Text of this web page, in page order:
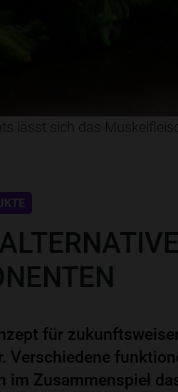
lässt sich das
für
Verschiedene
im Zusammenspiel